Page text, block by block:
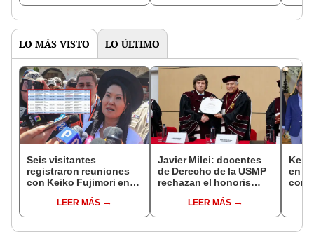
LO MÁS VISTO LO ÚLTIMO
Seis visitantes
registraron reuniones
con Keiko Fujimori en
presidenta se
encontraba en Junín
LEER MÁS
Javier Milei: docentes
de Derecho de la USMP
rechazan el honoris
presidente de Argentina
LEER MÁS
en
con